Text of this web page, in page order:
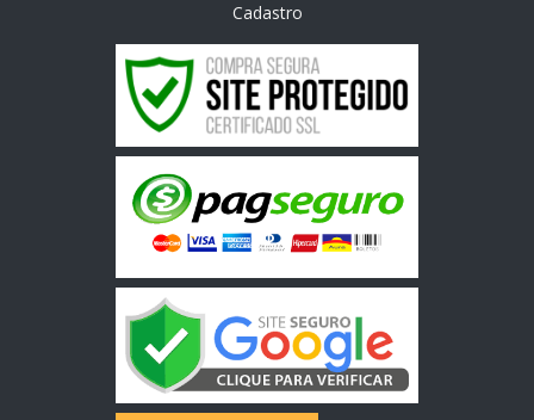
Cadastro